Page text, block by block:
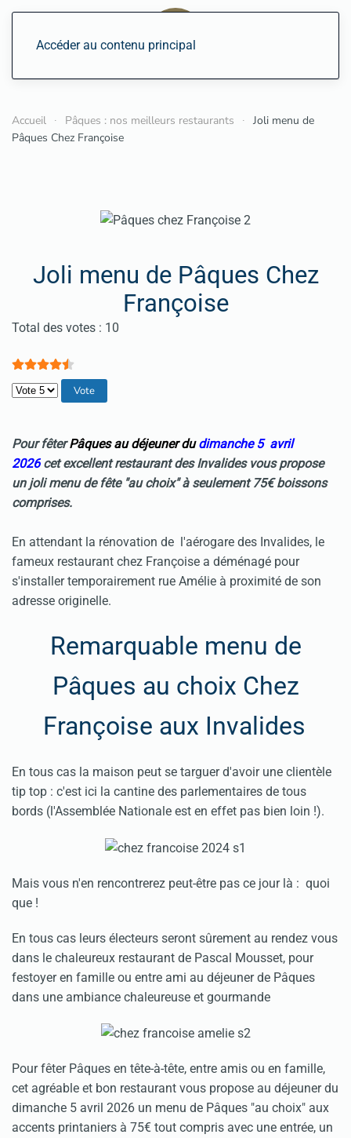
Accéder au contenu principal
Accueil Pâques : nos meilleurs restaurants
Joli menu de
Pâques Chez Françoise
Joli menu de Pâques Chez
Françoise
Vote utilisateur:4.5/
Total des votes : 10
Veuillez voter
Pour fêterPâquesau déjeuner dudimanche 5 avril
2026cet excellent restaurant des Invalides vous propose
un joli menu de fête "au choix" à seulement 75€ boissons
comprises.
En attendant la rénovation de l'aérogare des Invalides, le
fameux restaurant chez Françoise a déménagé pour
s'installer temporairement rue Amélie à proximité de son
adresse originelle.
Remarquable menu de
Pâques au choix Chez
Françoise aux Invalides
En tous cas la maison peut se targuer d'avoir une clientèle
tip top : c'est ici la cantine des parlementaires de tous
bords (l'Assemblée Nationale est en effet pas bien loin !).
Mais vous n'en rencontrerez peut-être pas ce jour là : quoi
que !
En tous cas leurs électeurs seront sûrement au rendez vous
dans le chaleureux restaurant de Pascal Mousset, pour
festoyer en famille ou entre ami au déjeuner de Pâques
dans une ambiance chaleureuse et gourmande
Pour fêter Pâques en tête-à-tête, entre amis ou en famille,
cet agréable et bon restaurant vous propose au déjeuner du
dimanche 5 avril 2026 un menu de Pâques "au choix" aux
accents printaniers à 75€ tout compris avec une entrée, un